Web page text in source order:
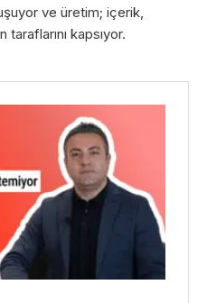
ve üretim; içerik,
kapsıyor.